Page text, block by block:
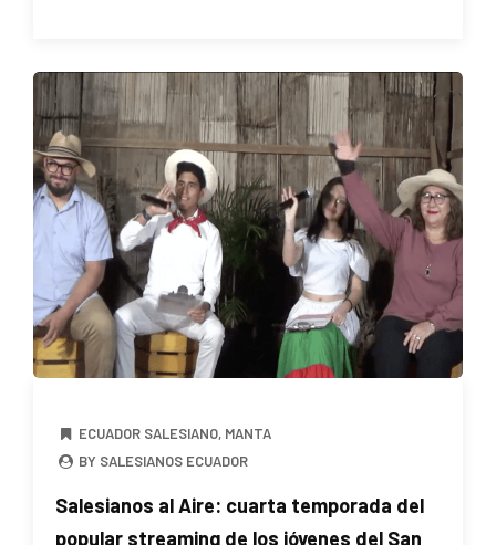
ECUADOR SALESIANO, MANTA
BY SALESIANOS ECUADOR
Salesianos al Aire: cuarta temporada del
popular streaming de los jóvenes del San